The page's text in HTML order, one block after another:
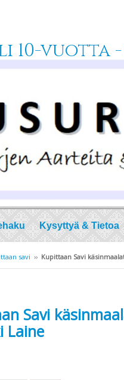
vuotta -
Kysyttyä & Tietoa
savi ›› Kupittaan Savi
Savi
Laine